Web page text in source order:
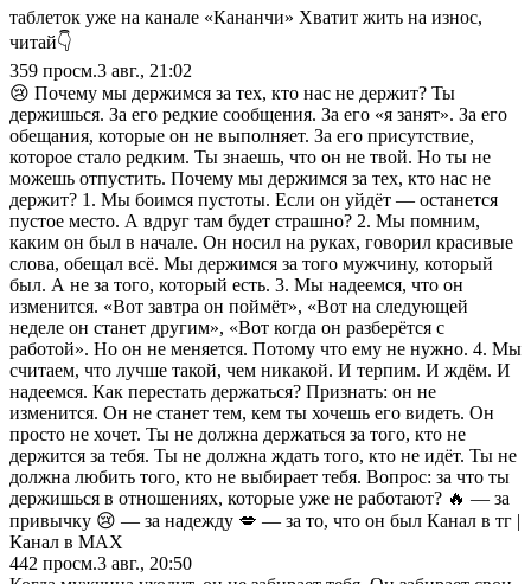
таблеток уже на канале «Кананчи» Хватит жить на износ,
читай👇
359 просм.3 авг., 21:02
😢 Почему мы держимся за тех, кто нас не держит? Ты
держишься. За его редкие сообщения. За его «я занят». За его
обещания, которые он не выполняет. За его присутствие,
которое стало редким. Ты знаешь, что он не твой. Но ты не
можешь отпустить. Почему мы держимся за тех, кто нас не
держит? 1. Мы боимся пустоты. Если он уйдёт — останется
пустое место. А вдруг там будет страшно? 2. Мы помним,
каким он был в начале. Он носил на руках, говорил красивые
слова, обещал всё. Мы держимся за того мужчину, который
был. А не за того, который есть. 3. Мы надеемся, что он
изменится. «Вот завтра он поймёт», «Вот на следующей
неделе он станет другим», «Вот когда он разберётся с
работой». Но он не меняется. Потому что ему не нужно. 4. Мы
считаем, что лучше такой, чем никакой. И терпим. И ждём. И
надеемся. Как перестать держаться? Признать: он не
изменится. Он не станет тем, кем ты хочешь его видеть. Он
просто не хочет. Ты не должна держаться за того, кто не
держится за тебя. Ты не должна ждать того, кто не идёт. Ты не
должна любить того, кто не выбирает тебя. Вопрос: за что ты
держишься в отношениях, которые уже не работают? 🔥 — за
привычку 😢 — за надежду 💋 — за то, что он был Канал в тг |
Канал в МАХ
442 просм.3 авг., 20:50